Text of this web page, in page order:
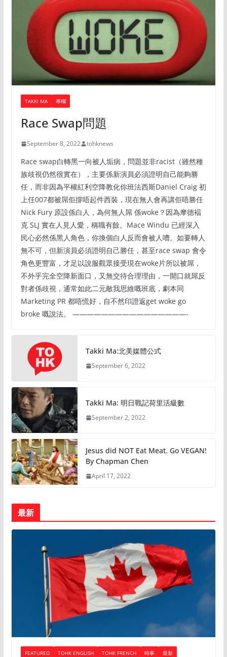
TAKKI MA 專欄
Race Swap問題
September 8, 2022 tohknews
Race swap白轉黑一向被人垢病，問題並非racist（雖然種
族歧視仍然很實在），主要係新演員必須證明自己能夠勝
任，而非因為平權紅利空降教化你班法西斯Daniel Craig 初
上任007都被屌佢撐唔起件西裝，現在無人會再講佢唔勝任
Nick Fury 原設係白人，為何無人屌 係woke？因為摩德褔
克 SLJ 實在人見人愛，稱職有餘。Mace Windu 已經深入
民心必然係黑人角色，你換個白人反而會被人嘈。如要轉人
無不可，但新演員必須證明自己勝任，甚至race swap 會令
角色更豐富，才足以說服觀眾接受現在woke片所以被屌，
不外乎完全空降新面口，又無交待合理理由，一開口就屌反
對者係歧視，通常如此二元敵我思維嘅班底，劇本同
Marketing PR 都唔慌好，自不然印證返get woke go
broke 嘅說法。 ————————————————-
Takki Ma:北美媒體公式
September 6, 2022
Takki Ma: 明日戰記荷里活級數
September 2, 2022
Jesus did NOT Eat Meat. Go VEGAN!
By Chapman Chen
April 17, 2022
最新
FEATURED TOHK ENGLISH TOHK FRENCH 時事 最新